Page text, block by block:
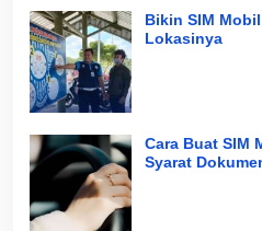
Bikin SIM
Lokasinya
Cara Buat SIM
Syarat